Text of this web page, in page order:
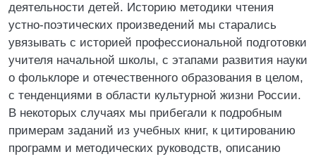
деятельности детей. Историю методики чтения
устно-поэтических произведений мы старались
увязывать с историей профессиональной подготовки
учителя начальной школы, с этапами развития науки
о фольклоре и отечественного образования в целом,
с тенденциями в области культурной жизни России.
В некоторых случаях мы прибегали к подробным
примерам заданий из учебных книг, к цитированию
программ и методических руководств, описанию